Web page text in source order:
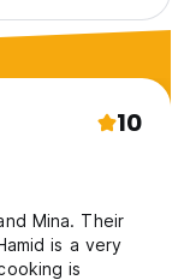
10
Mina. Their
is a very
is